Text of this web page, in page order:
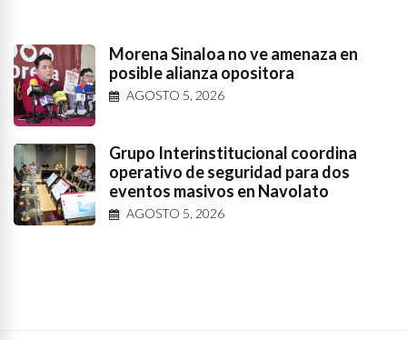
Morena Sinaloa no ve amenaza en
posible alianza opositora
AGOSTO 5, 2026
Grupo Interinstitucional coordina
operativo de seguridad para dos
eventos masivos en Navolato
AGOSTO 5, 2026